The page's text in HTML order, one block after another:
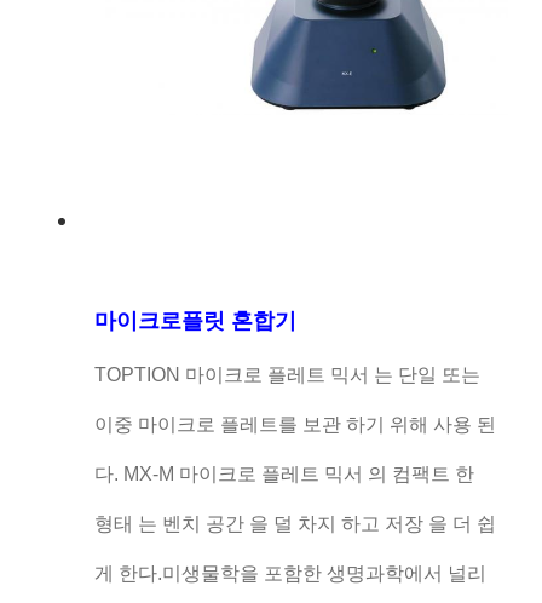
마이크로플릿 혼합기
TOPTION 마이크로 플레트 믹서 는 단일 또는
이중 마이크로 플레트를 보관 하기 위해 사용 된
다. MX-M 마이크로 플레트 믹서 의 컴팩트 한
형태 는 벤치 공간 을 덜 차지 하고 저장 을 더 쉽
게 한다.미생물학을 포함한 생명과학에서 널리